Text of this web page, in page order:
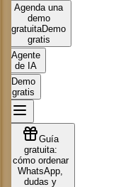
Agenda una
demo
gratuitaDemo
gratis
Agente
de IA
Demo
gratis
Guía
gratuita:
cómo ordenar
WhatsApp,
dudas y